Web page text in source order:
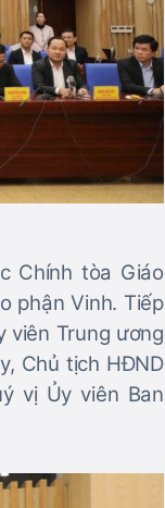
Chính tòa Giáo
phận Vinh. Tiếp
viên Trung ương
Chủ tịch HĐND
vị Ủy viên Ban